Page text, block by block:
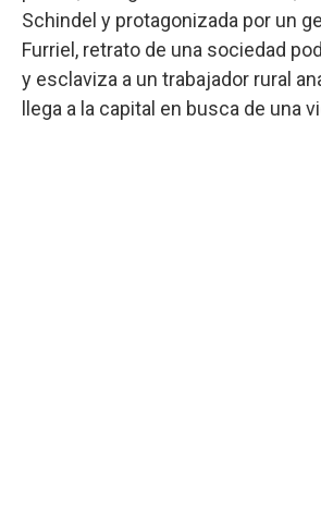
Schindel y protagonizada por un
Furriel, retrato de una sociedad
y esclaviza a un trabajador rural
llega a la capital en busca de una